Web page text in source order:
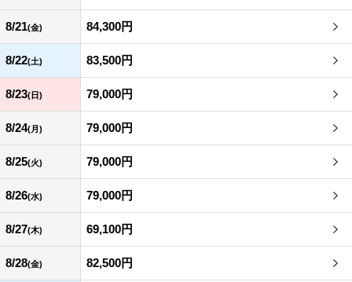
8/21(金) 84,300円
8/22(土) 83,500円
8/23(日) 79,000円
8/24(月) 79,000円
8/25(火) 79,000円
8/26(水) 79,000円
8/27(木) 69,100円
8/28(金) 82,500円